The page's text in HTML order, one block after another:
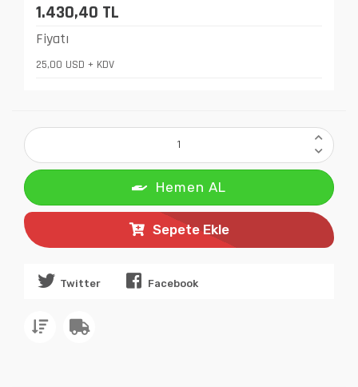
1.430,40 TL
Fiyatı
25,00 USD + KDV
Hemen AL
Sepete Ekle
Twitter Facebook